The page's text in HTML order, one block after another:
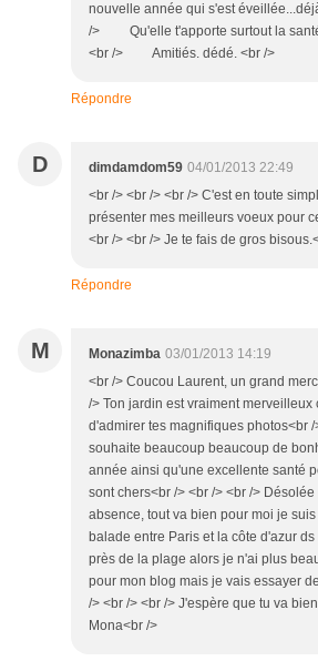
nouvelle année qui s'est
/> Qu'elle t'apporte surtout la
<br /> Amitiés. dédé. <br />
Répondre
D dimdamdom59 04/01/2013 22:49
<br /> <br /> <br /> C'est en toute
présenter mes meilleurs voeux pour
<br /> <br /> Je te fais de gros
Répondre
M Monazimba 03/01/2013 14:19
<br /> Coucou Laurent, un grand
/> Ton jardin est vraiment
d'admirer tes magnifiques photos<br /
souhaite beaucoup beaucoup de
année ainsi qu'une excellente santé
sont chers<br /> <br /> <br />
absence, tout va bien pour moi je
balade entre Paris et la côte d'azur
près de la plage alors je n'ai plus
pour mon blog mais je vais essayer
/> <br /> <br /> J'espère que tu va
Mona<br />